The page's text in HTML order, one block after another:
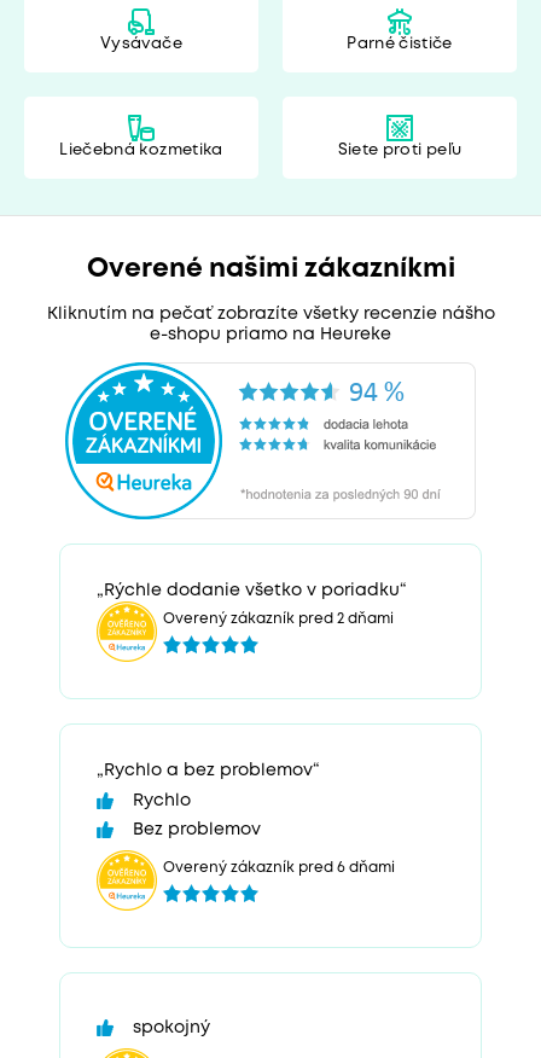
Vysávače Parné čističe
Liečebná kozmetika Siete proti peľu
Overené našimi zákazníkmi
Kliknutím na pečať zobrazíte všetky recenzie nášho
e-shopu priamo na Heureke
„Rýchle dodanie všetko v poriadku“
Overený zákazník pred 2 dňami
„Rychlo a bez problemov“
Rychlo
Bez problemov
Overený zákazník pred 6 dňami
spokojný